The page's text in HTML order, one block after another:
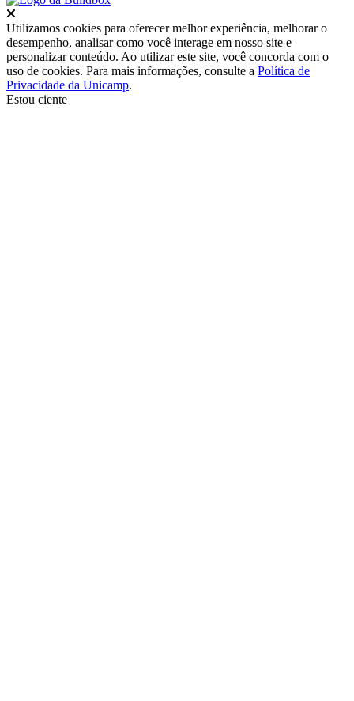
Utilizamos cookies para oferecer melhor experiência, melhorar o
desempenho, analisar como você interage em nosso site e
personalizar conteúdo. Ao utilizar este site, você concorda com o
uso de cookies. Para mais informações, consulte a Política de
Privacidade da Unicamp.
Estou ciente